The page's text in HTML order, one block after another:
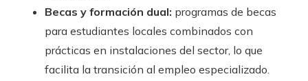
Becas y formación dual: programas de becas
para estudiantes locales combinados con
prácticas en instalaciones del sector, lo que
facilita la transición al empleo especializado.